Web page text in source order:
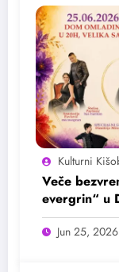
Kulturni
Veče
evergrin“ u
25. juna
Jun 25, 2026